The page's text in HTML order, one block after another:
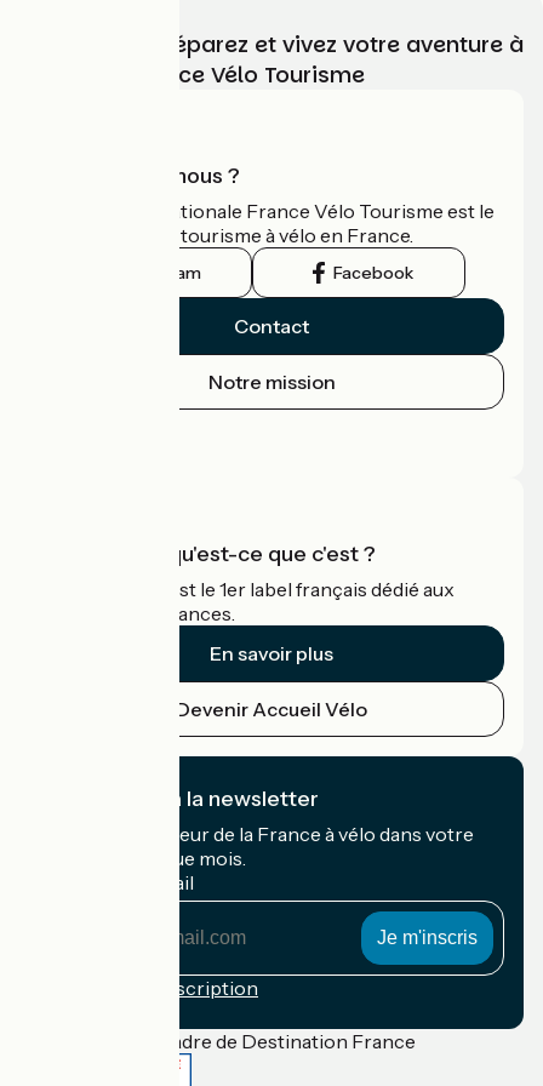
Choisissez, préparez et vivez votre aventure à
vélo avec France Vélo Tourisme
Qui sommes-nous ?
L'association nationale France Vélo Tourisme est le
guide officiel du tourisme à vélo en France.
Instagram Facebook
Contact
Notre mission
Accueil Vélo qu'est-ce que c'est ?
Accueil Vélo c'est le 1er label français dédié aux
cyclistes en vacances.
En savoir plus
Devenir Accueil Vélo
Je m'abonne à la newsletter
Recevez le meilleur de la France à vélo dans votre
boîte mail chaque mois.
Mon adresse mail
Conditions d'inscription
Financé dans le cadre de Destination France